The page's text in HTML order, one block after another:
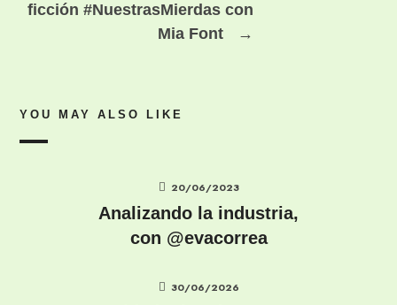
ficción #NuestrasMierdas con
Mia Font
→
YOU MAY ALSO LIKE
20/06/2023
Analizando la industria,
con @evacorrea
30/06/2026